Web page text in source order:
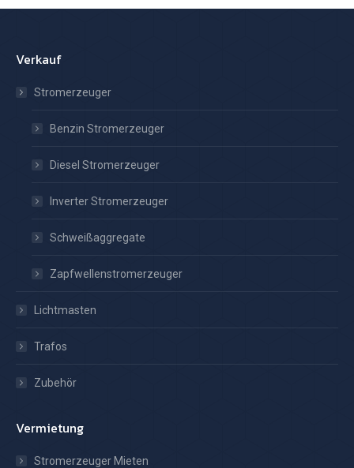
Verkauf
Stromerzeuger
Benzin Stromerzeuger
Diesel Stromerzeuger
Inverter Stromerzeuger
Schweißaggregate
Zapfwellenstromerzeuger
Lichtmasten
Trafos
Zubehör
Vermietung
Stromerzeuger Mieten